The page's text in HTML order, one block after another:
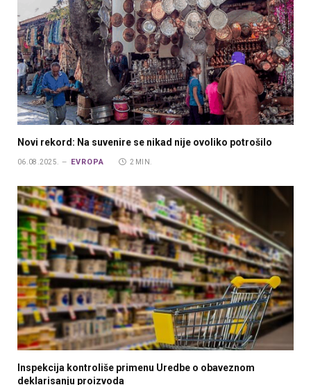
Novi rekord: Na suvenire se nikad nije ovoliko potrošilo
06.08.2025. EVROPA 2 MIN.
Inspekcija kontroliše primenu Uredbe o obaveznom
deklarisanju proizvoda